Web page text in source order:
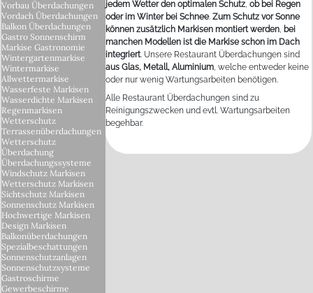
jedem Wetter den optimalen Schutz,ob bei Regen
oder im Winter bei Schnee.Zum Schutz vor Sonne
können zusätzlich Markisen montiert werden, bei
manchen Modellen ist die Markise schon im Dach
integriert. Unsere Restaurant Überdachungen sind
aus Glas, Metall, Aluminium, welche entweder keine
oder nur wenig Wartungsarbeiten benötigen.
Alle Restaurant Überdachungen sind zu
Reinigungszwecken und evtl. Wartungsarbeiten
begehbar.
Vorbau Überdachungen
Vordach Überdachungen
Balkon Überdachungen
Gastro Sonnenschirm
Markise Gastronomie
Wintergartenmarkise
Wintermarkise
Allwettermarkise
Wasserfeste Markisen
Wasserdichte Markisen
Regenmarkisen
Wetterschutz
Terrassenüberdachungen
Wetterschutz
Überdachung
Überdachungssysteme
Windschutz Markisen
Wetterschutz Markisen
Sichtschutz Markisen
Sonnenschutz Markisen
Hochwertige Markisen
Design Markisen
Balkonüberdachungen
Spezialbeschattungen
Sonnenschutzanlagen
Sonnenschutzsysteme
Gastroschirme
Gewerbeschirme